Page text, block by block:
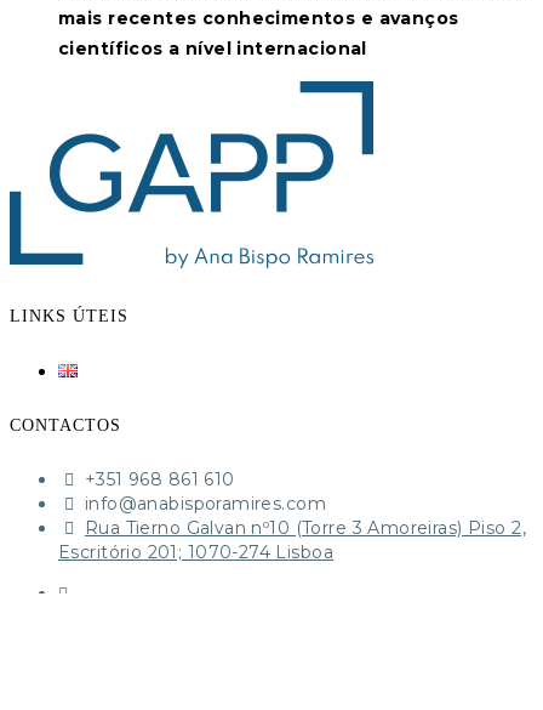
mais recentes conhecimentos e avanços
científicos a nível internacional
LINKS ÚTEIS
CONTACTOS
+351 968 861 610‬
​info@anabisporamires.com
Rua Tierno Galvan nº10 (Torre 3 Amoreiras) Piso 2,
Escritório 201; 1070-274 Lisboa